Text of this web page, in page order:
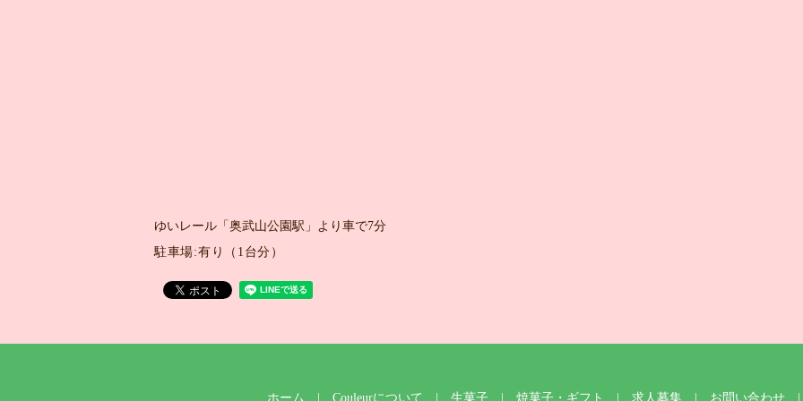
ゆいレール「奥武山公園駅」より車で7分
駐車場:有り（1台分）
ホーム Couleurについて 生菓子 焼菓子・ギフト 求人募集 お問い合わせ